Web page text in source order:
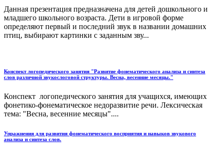
Данная презентация предназначена для детей дошкольного и
младшего школьного возраста. Дети в игровой форме
определяют первый и последний звук в названии домашних
птиц, выбирают картинки с заданным зву...
Конспект логопедического занятия "Развитие фонематического анализа и синтеза
слов различной звукослоговой структуры. Весна, весенние месяцы."
Конспект логопедического занятия для учащихся, имеющих
фонетико-фонематическое недоразвитие речи. Лексическая
тема: "Весна, весенние месяцы"....
Упражнения для развития фонематического восприятия и навыков звукового
анализа и синтеза слов.